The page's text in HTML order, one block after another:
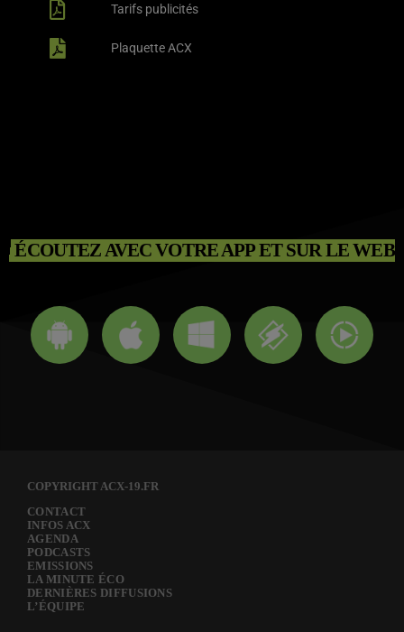
Tarifs publicités
Plaquette ACX
ÉCOUTEZ AVEC VOTRE APP ET SUR LE WEB
COPYRIGHT ACX-19.FR
CONTACT
INFOS ACX
AGENDA
PODCASTS
EMISSIONS
LA MINUTE ÉCO
DERNIÈRES DIFFUSIONS
L’ÉQUIPE